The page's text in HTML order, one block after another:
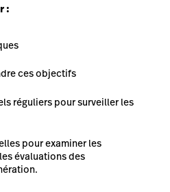
:
ces objectifs
réguliers pour surveiller les
pour examiner les
évaluations des